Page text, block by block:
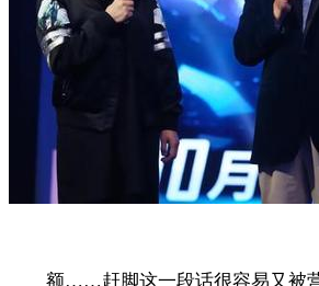
额……赶脚这一段话很容易又被营